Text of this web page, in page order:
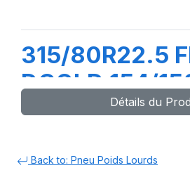
315/80R22.5
DCOLD 154/
(156L)
Détails du
Back to: Pneu Poids Lourds